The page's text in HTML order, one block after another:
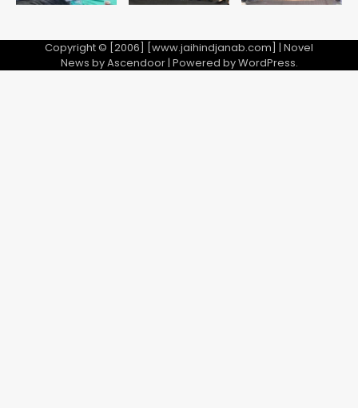
Copyright © [2006] [www.jaihindjanab.com] | Novel
News byAscendoor| Powered byWordPress.